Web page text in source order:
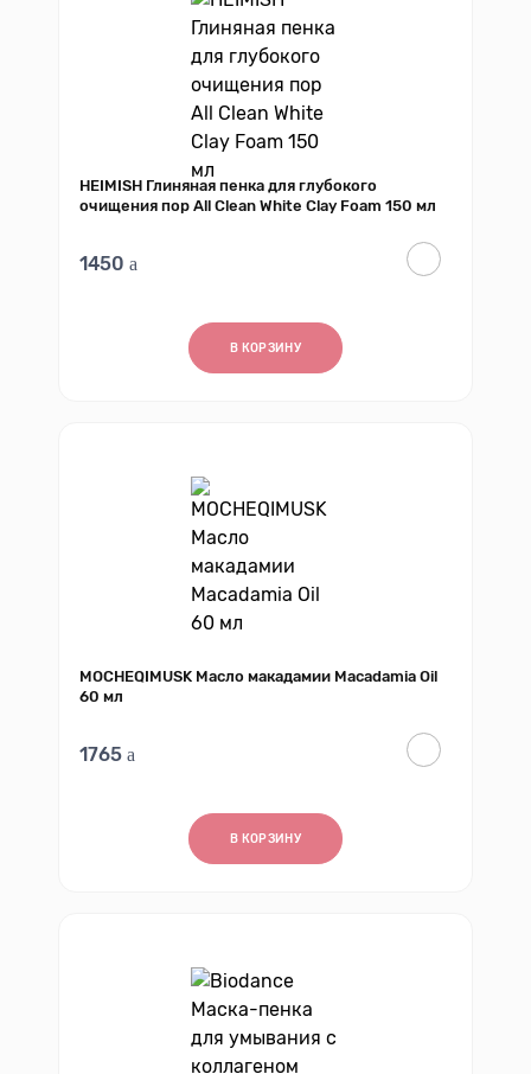
HEIMISH Глиняная пенка для глубокого
очищения пор All Clean White Clay Foam 150 мл
1450
В КОРЗИНУ
MOCHEQIMUSK Масло макадамии Macadamia Oil
60 мл
1765
В КОРЗИНУ